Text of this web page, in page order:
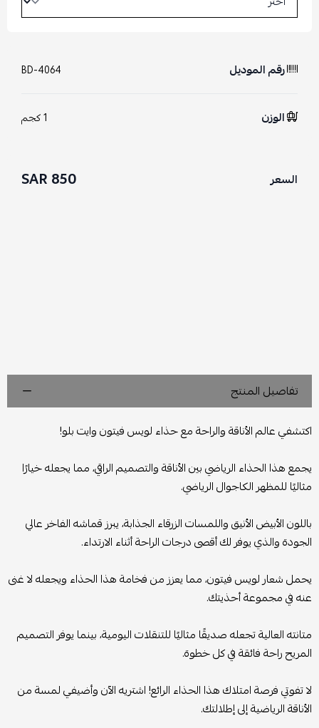
رقم الموديل BD-4064
الوزن 1 كجم
السعر 850 SAR
تفاصيل المنتج
اكتشفي عالم الأناقة والراحة مع حذاء لويس فيتون وايت بلو!
يجمع هذا الحذاء الرياضي بين الأناقة والتصميم الراقي، مما يجعله خيارًا
مثاليًا للمظهر الكاجوال الرياضي.
باللون الأبيض الأنيق واللمسات الزرقاء الجذابة، يبرز قماشه الفاخر عالي
الجودة والذي يوفر لك أقصى درجات الراحة أثناء الارتداء.
يحمل شعار لويس فيتون، مما يعزز من فخامة هذا الحذاء ويجعله لا غنى
عنه في مجموعة أحذيتك.
متانته العالية تجعله صديقًا مثاليًا للتنقلات اليومية، بينما يوفر التصميم
المريح راحة فائقة في كل خطوة.
لا تفوتي فرصة امتلاك هذا الحذاء الرائع! اشتريه الآن وأضيفي لمسة من
الأناقة الرياضية إلى إطلالتك.